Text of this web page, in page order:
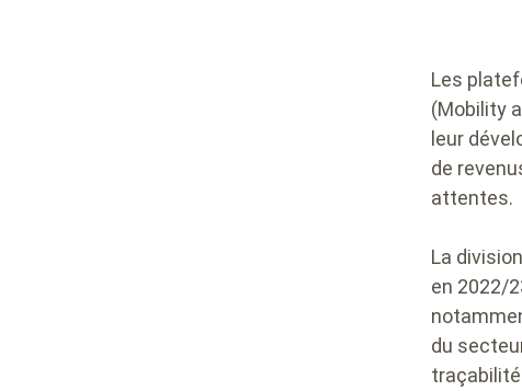
Les
(Mobility
leur
de
attentes.
La division
en 2022/
du